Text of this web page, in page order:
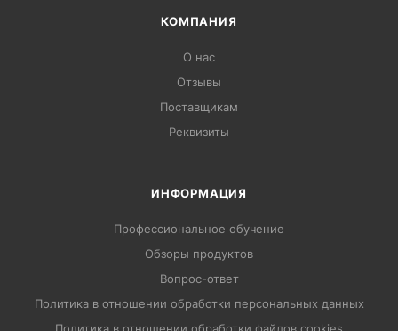
КОМПАНИЯ
О нас
Отзывы
Поставщикам
Реквизиты
ИНФОРМАЦИЯ
Профессиональное обучение
Обзоры продуктов
Вопрос-ответ
Политика в отношении обработки персональных данных
Политика в отношении обработки файлов cookies